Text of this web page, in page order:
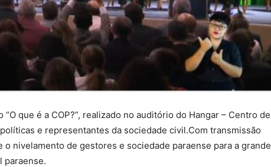
que é a COP?”, realizado no auditório do Hangar – Centro de
e representantes da sociedade civil.Com transmissão
nivelamento de gestores e sociedade paraense para a grande
paraense.